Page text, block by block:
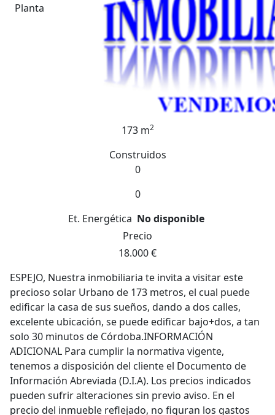
Planta
173 m2
Construidos
0
0
Et. Energética No disponible
Precio
18.000 €
ESPEJO, Nuestra inmobiliaria te invita a visitar este
precioso solar Urbano de 173 metros, el cual puede
edificar la casa de sus sueños, dando a dos calles,
excelente ubicación, se puede edificar bajo+dos, a tan
solo 30 minutos de Córdoba.INFORMACIÓN
ADICIONAL Para cumplir la normativa vigente,
tenemos a disposición del cliente el Documento de
Información Abreviada (D.I.A). Los precios indicados
pueden sufrir alteraciones sin previo aviso. En el
precio del inmueble reflejado, no figuran los gastos